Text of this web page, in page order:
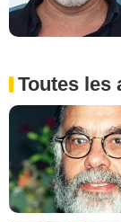
Toutes les